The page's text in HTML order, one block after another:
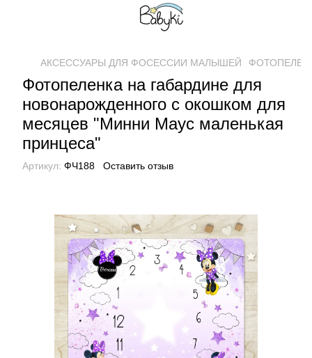
АКСЕССУАРЫ ДЛЯ ФОСЕССИИ МАЛЫШЕЙ
Фотопеленка на габардине для
новонарожденного с окошком для
месяцев "Минни Маус маленькая
принцеса"
Артикул: ФЧ188 Оставить отзыв